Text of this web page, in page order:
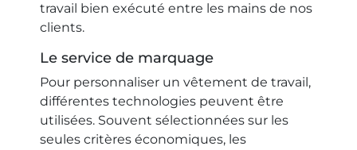
travail bien exécuté entre les mains de nos
clients.
Le service de marquage
Pour personnaliser un vêtement de travail,
différentes technologies peuvent être
utilisées. Souvent sélectionnées sur les
seules critères économiques, les